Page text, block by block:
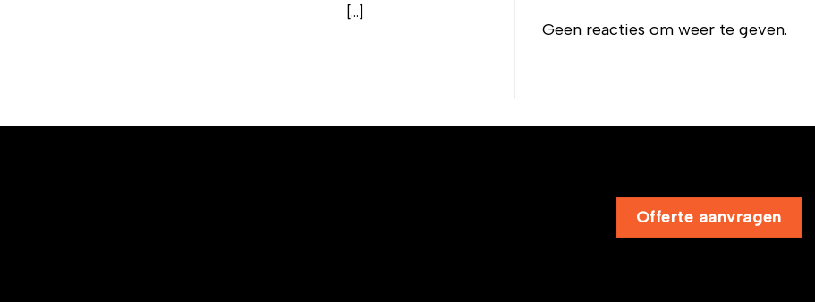
[...]
Geen reacties om weer te geven.
Offerte aanvragen